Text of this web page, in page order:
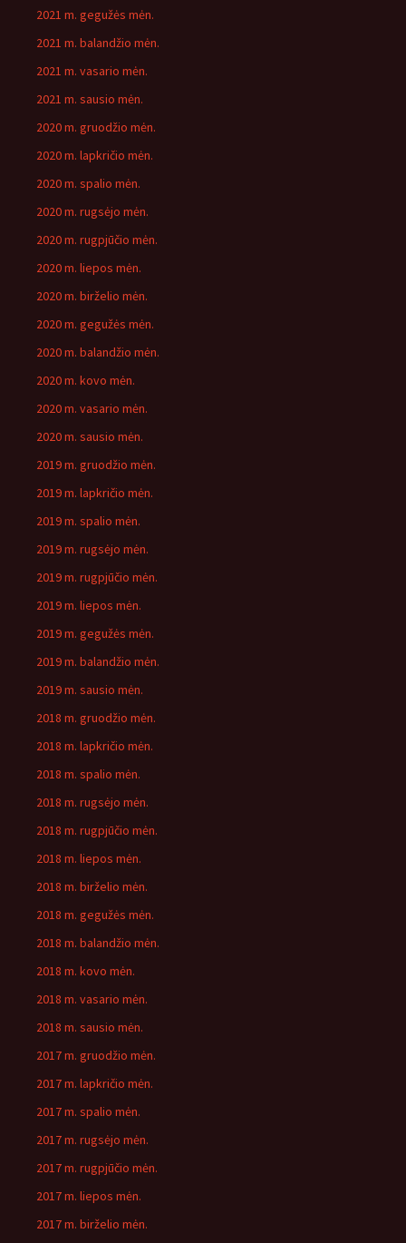
2021 m. gegužės mėn.
2021 m. balandžio mėn.
2021 m. vasario mėn.
2021 m. sausio mėn.
2020 m. gruodžio mėn.
2020 m. lapkričio mėn.
2020 m. spalio mėn.
2020 m. rugsėjo mėn.
2020 m. rugpjūčio mėn.
2020 m. liepos mėn.
2020 m. birželio mėn.
2020 m. gegužės mėn.
2020 m. balandžio mėn.
2020 m. kovo mėn.
2020 m. vasario mėn.
2020 m. sausio mėn.
2019 m. gruodžio mėn.
2019 m. lapkričio mėn.
2019 m. spalio mėn.
2019 m. rugsėjo mėn.
2019 m. rugpjūčio mėn.
2019 m. liepos mėn.
2019 m. gegužės mėn.
2019 m. balandžio mėn.
2019 m. sausio mėn.
2018 m. gruodžio mėn.
2018 m. lapkričio mėn.
2018 m. spalio mėn.
2018 m. rugsėjo mėn.
2018 m. rugpjūčio mėn.
2018 m. liepos mėn.
2018 m. birželio mėn.
2018 m. gegužės mėn.
2018 m. balandžio mėn.
2018 m. kovo mėn.
2018 m. vasario mėn.
2018 m. sausio mėn.
2017 m. gruodžio mėn.
2017 m. lapkričio mėn.
2017 m. spalio mėn.
2017 m. rugsėjo mėn.
2017 m. rugpjūčio mėn.
2017 m. liepos mėn.
2017 m. birželio mėn.